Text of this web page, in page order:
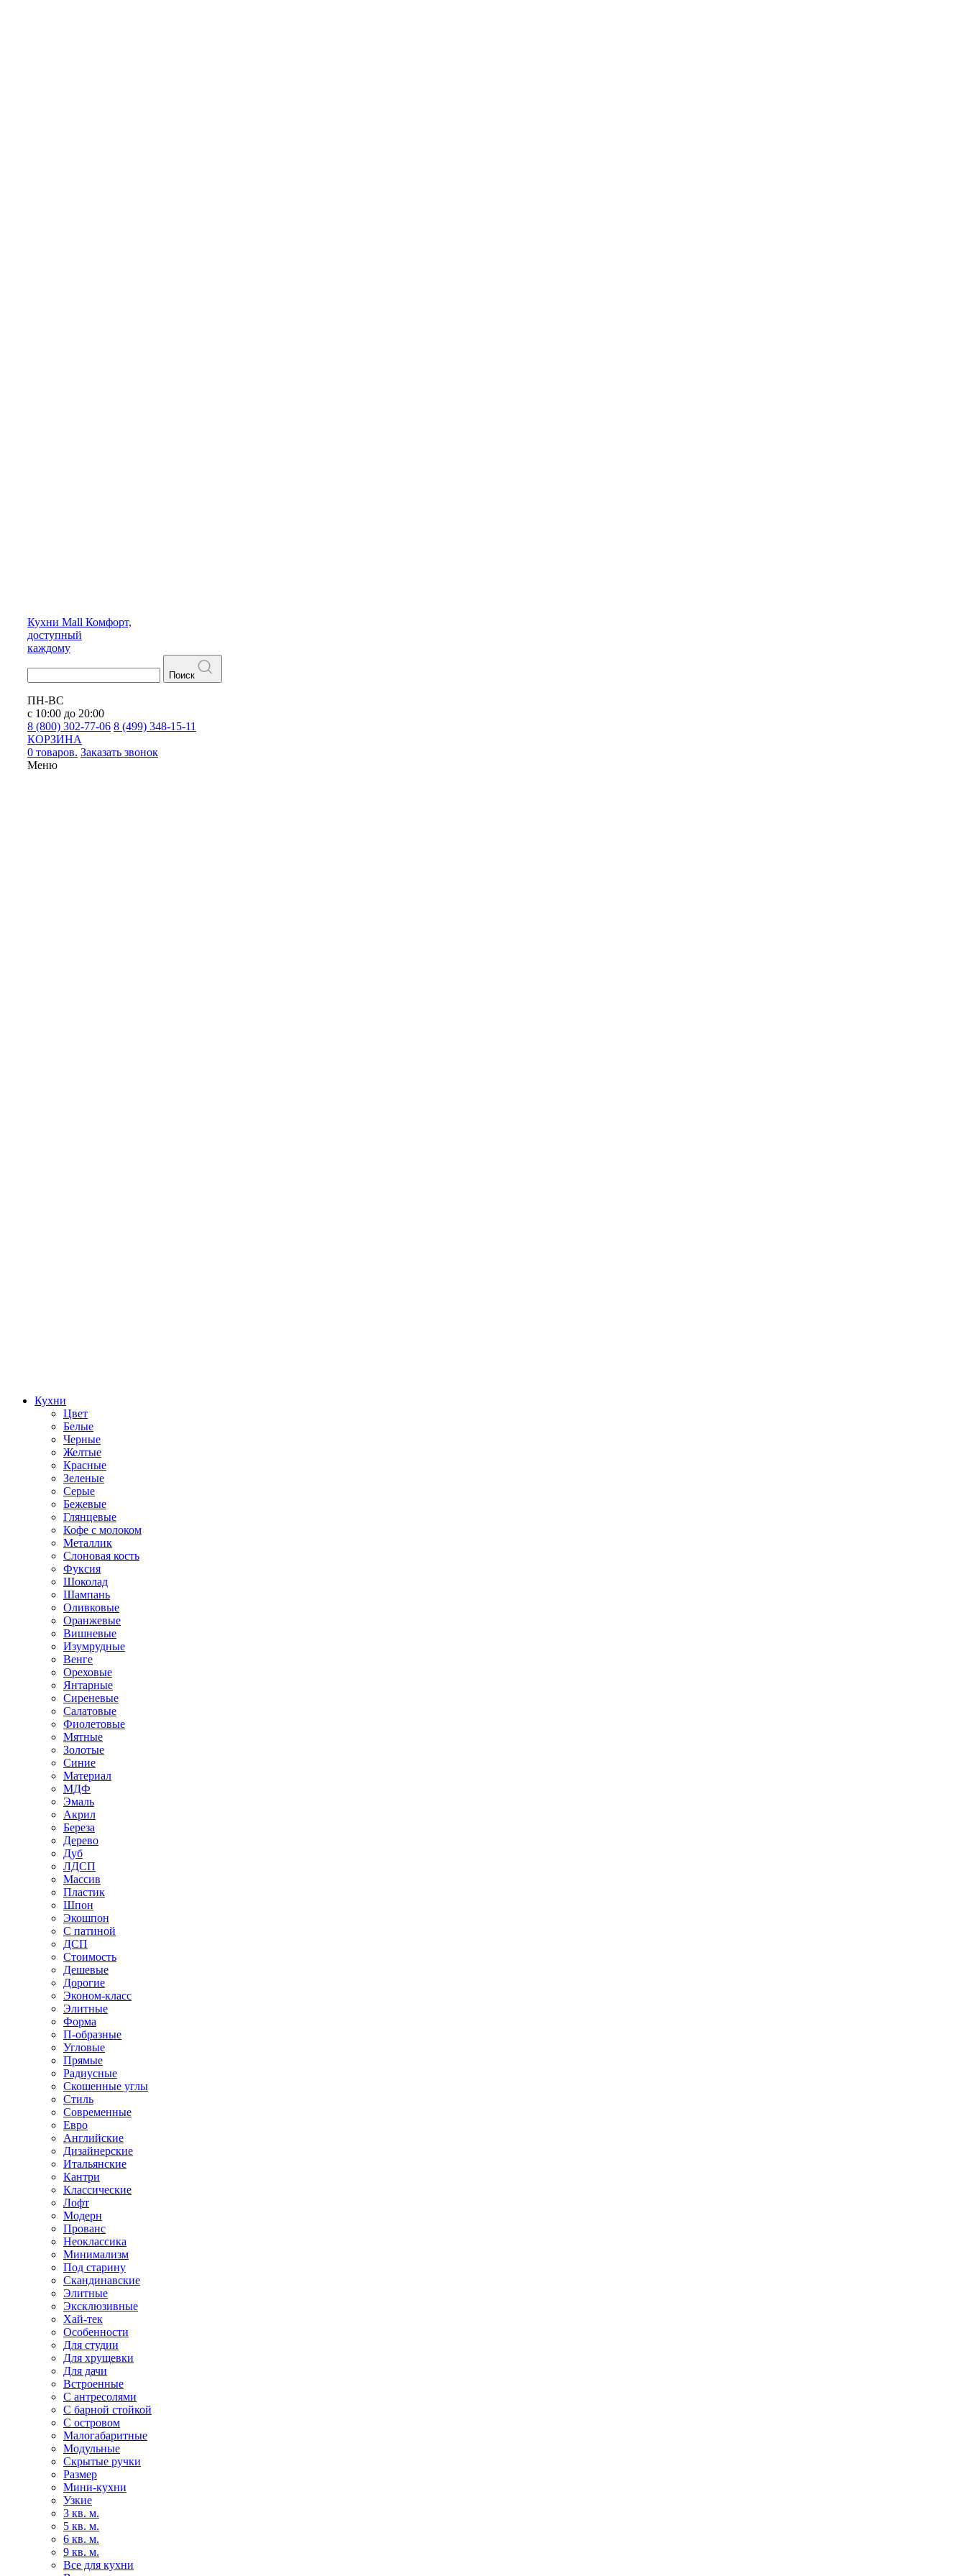
Кухни Mall Комфорт,
доступный
каждому
Поиск
ПН-ВС
с 10:00 до 20:00
8 (800) 302-77-06 8 (499) 348-15-11
КОРЗИНА
0 товаров. Заказать звонок
Меню
Кухни
Цвет
Белые
Черные
Желтые
Красные
Зеленые
Серые
Бежевые
Глянцевые
Кофе с молоком
Металлик
Слоновая кость
Фуксия
Шоколад
Шампань
Оливковые
Оранжевые
Вишневые
Изумрудные
Венге
Ореховые
Янтарные
Сиреневые
Салатовые
Фиолетовые
Мятные
Золотые
Синие
Материал
МДФ
Эмаль
Акрил
Береза
Дерево
Дуб
ЛДСП
Массив
Пластик
Шпон
Экошпон
С патиной
ДСП
Стоимость
Дешевые
Дорогие
Эконом-класс
Элитные
Форма
П-образные
Угловые
Прямые
Радиусные
Скошенные углы
Стиль
Современные
Евро
Английские
Дизайнерские
Итальянские
Кантри
Классические
Лофт
Модерн
Прованс
Неоклассика
Минимализм
Под старину
Скандинавские
Элитные
Эксклюзивные
Хай-тек
Особенности
Для студии
Для хрущевки
Для дачи
Встроенные
С антресолями
С барной стойкой
С островом
Малогабаритные
Модульные
Скрытые ручки
Размер
Мини-кухни
Узкие
3 кв. м.
5 кв. м.
6 кв. м.
9 кв. м.
Все для кухни